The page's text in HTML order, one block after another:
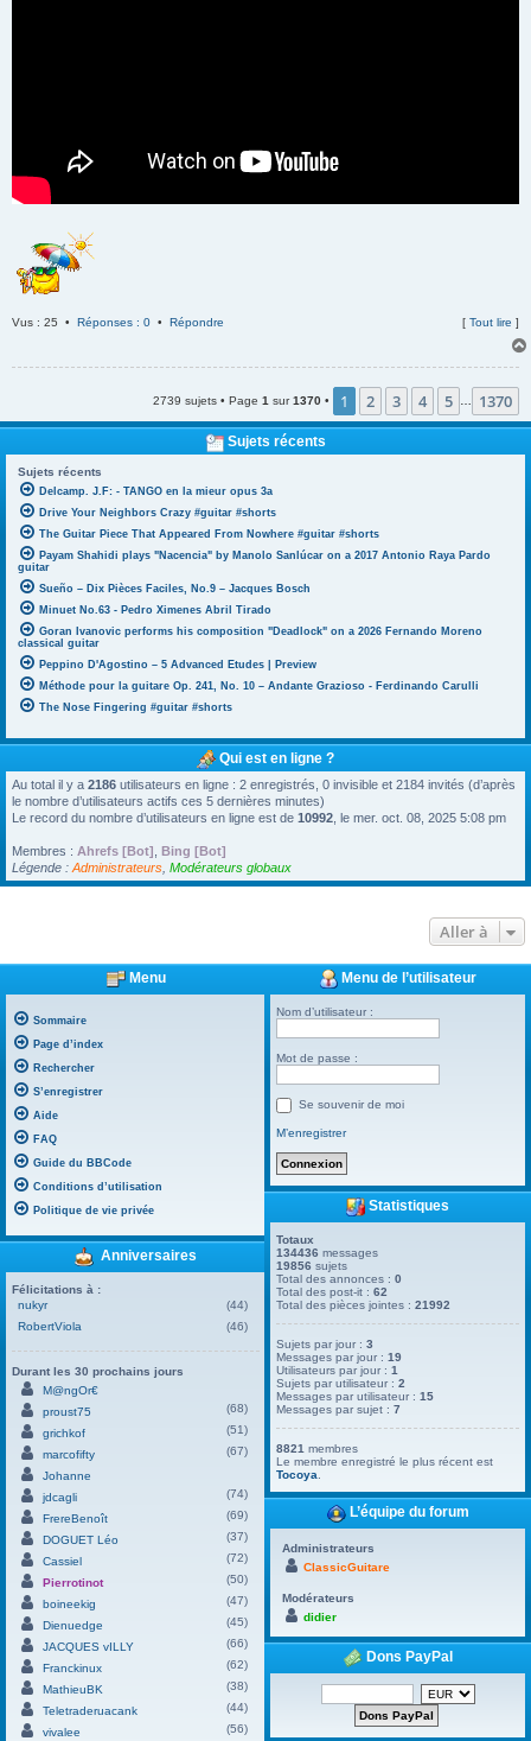
Vus : 25 • Réponses : 0 • Répondre [ Tout lire ]
2739 sujets • Page 1 sur1370 • 1 2 3 4 5 1370
Sujets récents
Sujets récents
Delcamp. J.F: - TANGO en la mieur opus 3a
Drive Your Neighbors Crazy #guitar #shorts
The Guitar Piece That Appeared From Nowhere #guitar #shorts
Payam Shahidi plays "Nacencia" by Manolo Sanlúcar on a 2017 Antonio Raya Pardo
guitar
Sueño – Dix Pièces Faciles, No.9 – Jacques Bosch
Minuet No.63 - Pedro Ximenes Abril Tirado
Goran Ivanovic performs his composition "Deadlock" on a 2026 Fernando Moreno
classical guitar
Peppino D'Agostino – 5 Advanced Etudes | Preview
Méthode pour la guitare Op. 241, No. 10 – Andante Grazioso - Ferdinando Carulli
The Nose Fingering #guitar #shorts
Qui est en ligne ?
Au total il y a 2186 utilisateurs en ligne : 2 enregistrés, 0 invisible et 2184 invités (d’après
le nombre d’utilisateurs actifs ces 5 dernières minutes)
Le record du nombre d’utilisateurs en ligne est de 10992 , le mer. oct. 08, 2025 5:08 pm
Membres : Ahrefs [Bot] Bing [Bot]
Légende : Administrateurs Modérateurs globaux
Aller à
Menu
Sommaire
Page d’index
Rechercher
S’enregistrer
Aide
FAQ
Guide du BBCode
Conditions d’utilisation
Politique de vie privée
Anniversaires
Félicitations à :
nukyr
(44)
RobertViola
(46)
Durant les 30 prochains jours
M@ngOr€
proust75
(68)
grichkof
(51)
marcofifty
(67)
Johanne
jdcagli
(74)
FrereBenoît
(69)
DOGUET Léo
(37)
Cassiel
(72)
Pierrotinot
(50)
boineekig
(47)
Dienuedge
(45)
JACQUES vILLY
(66)
Franckinux
(62)
MathieuBK
(38)
Teletraderuacank
(44)
vivalee
(56)
Menu de l’utilisateur
Nom d’utilisateur :
Mot de passe :
Se souvenir de moi
M’enregistrer
Statistiques
Totaux
134436 messages
19856 sujets
Total des annonces :0
Total des post-it :62
Total des pièces jointes :21992
Sujets par jour :3
Messages par jour :19
Utilisateurs par jour :1
Sujets par utilisateur :2
Messages par utilisateur :15
Messages par sujet :7
8821 membres
Le membre enregistré le plus récent est
Tocoya
L’équipe du forum
Administrateurs
ClassicGuitare
Modérateurs
didier
Dons PayPal